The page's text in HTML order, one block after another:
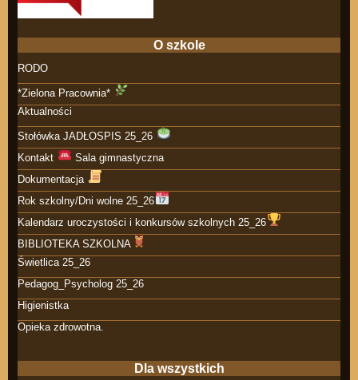
O szkole
RODO
*Zielona Pracownia*
Aktualności
Stołówka JADŁOSPIS 25_26
Kontakt
Sala gimnastyczna
Dokumentacja
Rok szkolny/Dni wolne 25_26
Kalendarz uroczystości i konkursów szkolnych 25_26
BIBLIOTEKA SZKOLNA
Świetlica 25_26
Pedagog_Psycholog 25_26
Higienistka
Opieka zdrowotna.
Dla wszystkich